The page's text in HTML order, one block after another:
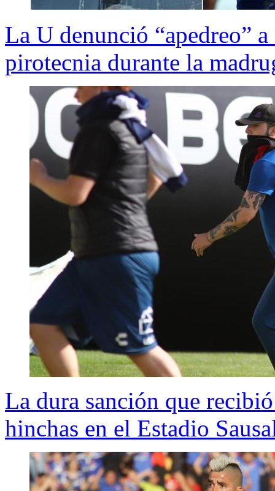
La U denunció “apedreo”
pirotecnia durante la
La dura sanción que
hinchas en el Estadio